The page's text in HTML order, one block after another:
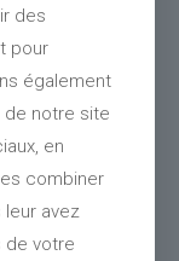
des
pour
également
de notre site
en
combiner
avez
de votre